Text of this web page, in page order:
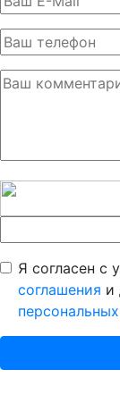
Я согласен с
соглашения и